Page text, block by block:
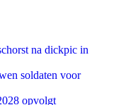
na dickpic in
soldaten voor
opvolgt